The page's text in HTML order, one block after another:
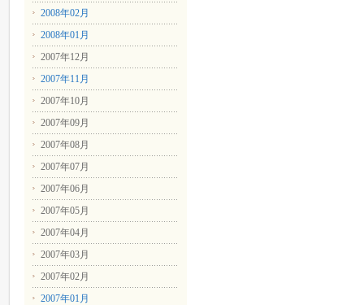
2008年02月
2008年01月
2007年12月
2007年11月
2007年10月
2007年09月
2007年08月
2007年07月
2007年06月
2007年05月
2007年04月
2007年03月
2007年02月
2007年01月